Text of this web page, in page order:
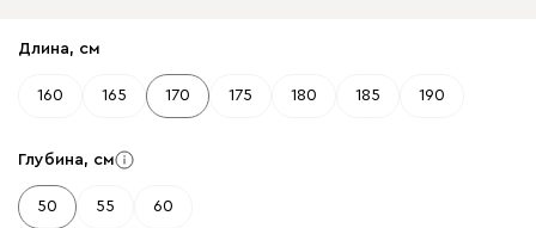
Длина, см
160 165 170 175 180 185 190
Глубина, см
50 55 60